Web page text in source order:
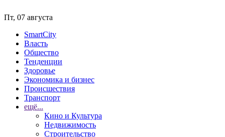
Пт, 07 августа
SmartCity
Власть
Общество
Тенденции
Здоровье
Экономика и бизнес
Происшествия
Транспорт
ещё...
Кино и Культура
Недвижимость
Строительство